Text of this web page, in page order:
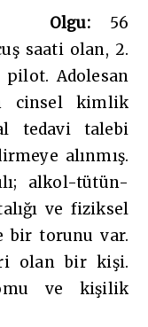
Olgu: 56
saati olan, 2.
Adolesan
cinsel kimlik
tedavi talebi
alınmış.
alkol-tütün-
ve fiziksel
bir torunu var.
olan bir kişi.
ve kişilik